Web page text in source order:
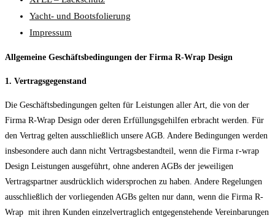
Button
aus-
Yacht- und Bootsfolierung
Impressum
Allgemeine Geschäftsbedingungen der Firma R-Wrap Design
1. Vertragsgegenstand
Die Geschäftsbedingungen gelten für Leistungen aller Art, die von der
Firma R-Wrap Design oder deren Erfüllungsgehilfen erbracht werden. Für
den Vertrag gelten ausschließlich unsere AGB. Andere Bedingungen werden
insbesondere auch dann nicht Vertragsbestandteil, wenn die Firma r-wrap
Design Leistungen ausgeführt, ohne anderen AGBs der jeweiligen
Vertragspartner ausdrücklich widersprochen zu haben. Andere Regelungen
ausschließlich der vorliegenden AGBs gelten nur dann, wenn die Firma R-
Wrap mit ihren Kunden einzelvertraglich entgegenstehende Vereinbarungen